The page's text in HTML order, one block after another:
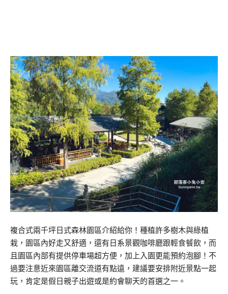
複合式兩千坪日式森林園區介紹給你！種植許多樹木與綠植
栽，園區內好走又舒適，還有日系景觀咖啡廳跟輕食餐飲，而
且園區內部有提供停車場超方便，加上入園更能預約泡腳！不
過要注意近來園區離交流道有點遠，建議要安排附近景點一起
玩，肯定是假日親子出遊或是約會聊天的首選之一。